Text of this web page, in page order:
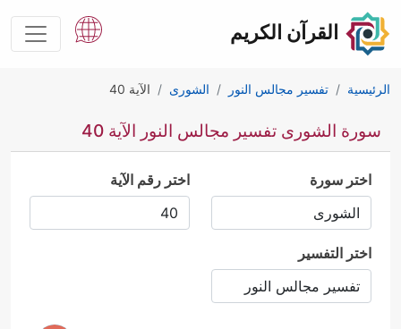
القرآن الكريم
الرئيسية تفسير مجالس النور الشورى الآية 40
سورة الشورى تفسير مجالس النور الآية 40
اختر سورة اختر رقم الآية
اختر التفسير